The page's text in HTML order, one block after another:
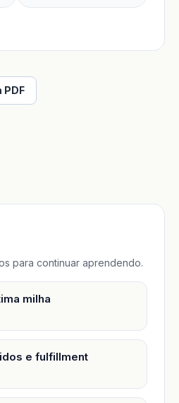
PDF
para continuar aprendendo.
milha
e fulfillment